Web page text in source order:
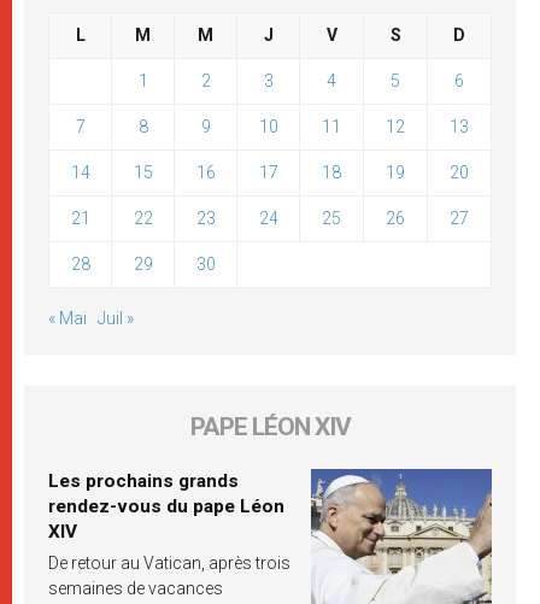
L M M J V S D
1 2 3 4 5 6
7 8 9 10 11 12 13
14 15 16 17 18 19 20
21 22 23 24 25 26 27
28 29 30
« Mai Juil »
PAPE LÉON XIV
Les prochains grands
rendez-vous du pape Léon
XIV
De retour au Vatican, après trois
semaines de vacances